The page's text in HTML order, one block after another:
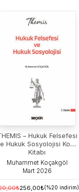
– Hukuk Felsefesi
Hukuk Sosyolojisi Konu
Kitabı
Muhammet Koçakgöl
Mart 2026
₺256,00₺(%20 indirim)